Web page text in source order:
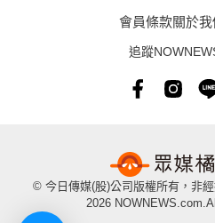
會員條款關於
追蹤
© 今日傳媒(股)公司版權所有，非
2026